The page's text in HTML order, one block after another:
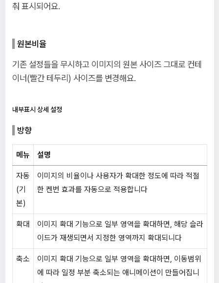
춰 표시되어요.
원본비율
기존 설정들을 무시하고 이미지의 원본 사이즈 그대로 컨테
이너(빨간 테두리) 사이즈를 변경해요.
내부표시 상세 설정
방향
메뉴 설명
자동
(기
본)
이미지의 비율이나 사용자가 확대한 정도에 따라 적절
한 켄번 효과를 자동으로 적용합니다
확대
이미지 확대 기능으로 일부 영역을 확대하면, 해당 슬라
이드가 재생되면서 지정한 영역까지 확대되니다
축소
이미지 확대 기능으로 일부 영역을 확대하면, 이동범위
에 따라 일정 부분 축소되는 애니메이션이 만들어집니